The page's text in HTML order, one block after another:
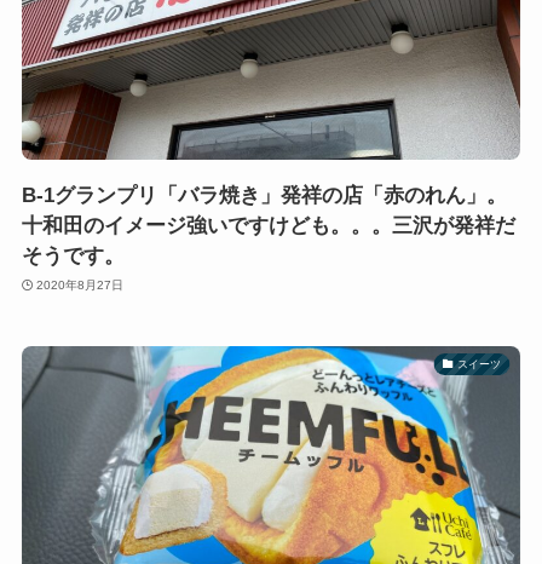
B-1グランプリ「バラ焼き」発祥の店「赤のれん」。
十和田のイメージ強いですけども。。。三沢が発祥だ
そうです。
2020年8月27日
スイーツ